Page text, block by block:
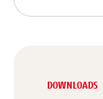
DOWNLOADS